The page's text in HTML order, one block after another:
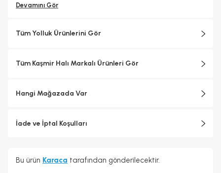
Devamını Gör
Tüm Yolluk Ürünlerini Gör
Tüm Kaşmir Halı Markalı Ürünleri Gör
Hangi Mağazada Var
İade ve İptal Koşulları
Bu ürün Karaca tarafından gönderilecektir.